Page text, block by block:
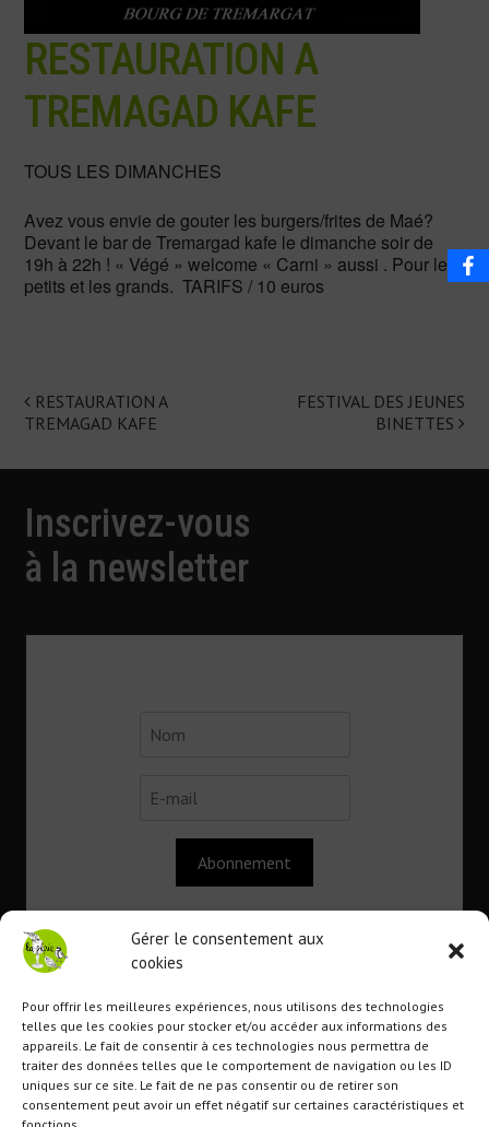
Gérer le consentement aux
cookies
Pour offrir les meilleures expériences, nous utilisons des technologies
telles que les cookies pour stocker et/ou accéder aux informations des
appareils. Le fait de consentir à ces technologies nous permettra de
traiter des données telles que le comportement de navigation ou les ID
uniques sur ce site. Le fait de ne pas consentir ou de retirer son
consentement peut avoir un effet négatif sur certaines caractéristiques et
RESTAURATION A
TREMAGAD KAFE
TOUS LES DIMANCHES
Avez vous envie de gouter les burgers/frites de Maé?
Devant le bar de Tremargad kafe le dimanche soir de
19h à 22h ! « Végé » welcome « Carni » aussi . Pour les
petits et les grands. TARIFS / 10 euros
Navigation
RESTAURATION A
TREMAGAD KAFE
FESTIVAL DES JEUNES
BINETTES
Inscrivez-vous
à la newsletter
Abonnement
Contact
Association La Pépie
1 route du lavoir
22110 Tremargat